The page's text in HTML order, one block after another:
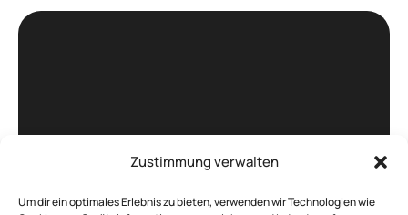
Zustimmung verwalten
Um dir ein optimales Erlebnis zu bieten, verwenden wir Technologien wie
Böhm. -
IT Service und